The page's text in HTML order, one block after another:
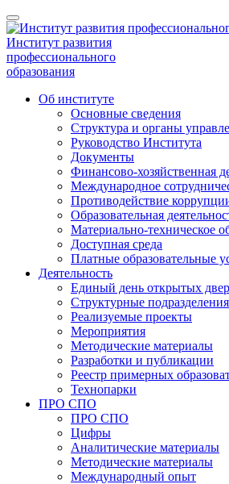
Институт развития
профессионального
образования
Об институте
Основные сведения
Структура и органы
Руководство Института
Документы
Финансово-хозяйственная
Международное
Противодействие
Образовательная
Материально-техническое
Доступная среда
Платные образовательные
Деятельность
Единый день открытых
Структурные подразделения
Реализуемые проекты
Мероприятия
Методические материалы
Разработки и публикации
Реестр примерных
Технопарки
ПРО СПО
ПРО СПО
Цифры
Аналитические материалы
Методические материалы
Международный опыт